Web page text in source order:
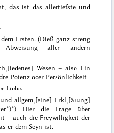
das ist das allertiefste und
Ersten. (Dieß ganz streng
aller andern
Wesen – also Ein
Potenz oder Persönlichkeit
Liebe.
allgem˖[eine] Erkl˖[ärung]
*) Hier die Frage über
– auch die Freywilligkeit der
er dem Seyn ist.